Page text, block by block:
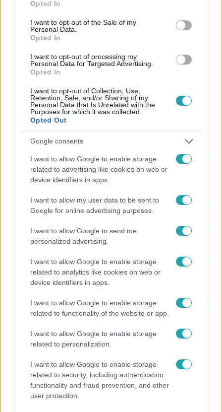
use your data for below specified purposes in below Google
consent section.
Opted In
I want to opt-out of the Sale of my
Personal Data.
Opted In
I want to opt-out of processing my
Personal Data for Targeted Advertising.
Opted In
I want to opt-out of Collection, Use,
Retention, Sale, and/or Sharing of my
Personal Data that Is Unrelated with the
Purposes for which it was collected.
Opted Out
Google consents
I want to allow Google to enable storage
related to advertising like cookies on web or
device identifiers in apps.
I want to allow my user data to be sent to
Google for online advertising purposes.
I want to allow Google to send me
personalized advertising.
I want to allow Google to enable storage
related to analytics like cookies on web or
device identifiers in apps.
I want to allow Google to enable storage
related to functionality of the website or app.
I want to allow Google to enable storage
related to personalization.
I want to allow Google to enable storage
related to security, including authentication
functionality and fraud prevention, and other
user protection.
Rafael Leao varászolt a Girona ellen - Nézd meg a
Milan sztárjának legszebb pillanatait!
Rafael Leao játéka mindig csemege a fociszeretőknek.
Lássuk, a Milan-sztár mit hozott össze a Girona ellen a
BL-ben!
4:06
2024. december 28. 16:00
A Milan sztárja 16 évesen elhagyta a családját és
2021-ben Christian Pulisic lett az első amerikai
futballista, aki Bajnokok Ligája-döntőben léphetett
pályára. A kiváló középpályás az UEFA exkluzív
interjújában mesél arról, milyen áldozatot kellett
lehessen; hogy hogyan érzi magát a Milan játékosaként;
és hogy mikben fejlődött az elmúlt években.